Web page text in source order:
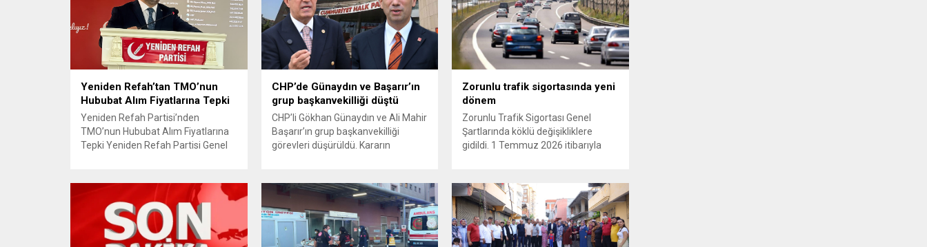
Yeniden Refah’tan TMO’nun
Hububat Alım Fiyatlarına Tepki
Yeniden Refah Partisi’nden
TMO’nun Hububat Alım Fiyatlarına
Tepki Yeniden Refah Partisi Genel
Bayramoğlu, Toprak Mahsulleri
Ofisi’nin (TMO) açıkladığı hububat
alım fiyatlarına ilişkin yazılı bir
açıklama yaptı. Bayramoğlu,
açıklanan fiyatların çiftçinin artan
CHP’de Günaydın ve Başarır’ın
grup başkanvekilliği düştü
CHP’li Gökhan Günaydın ve Ali Mahir
Başarır’ın grup başkanvekilliği
görevleri düşürüldü. Kararın
kaldırıldı. Günaydın, ilk
açıklamasında “Olmayan MYK’nın
verdiği hukuksuz bir karardır” dedi.
CHP’den tedbirli olarak kesin
çıkarma cezası uygulanmak üzere
Zorunlu trafik sigortasında yeni
dönem
Zorunlu Trafik Sigortası Genel
Şartlarında köklü değişikliklere
gidildi. 1 Temmuz 2026 itibarıyla
yönelik rücu (zararı rücu ettirme)
haklarını genişletirken, orijinal parça
kullanımındaki yaş sınırını kaldırıyor
ve değer kaybı ödemelerinde hak
sahibinin başvuru şartını otomatik